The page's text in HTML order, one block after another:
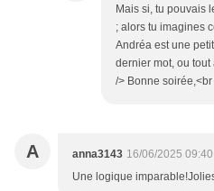
Mais si, tu pouvais
; alors tu imagines
Andréa est une
dernier mot, ou
/> Bonne
A anna3143 16/06/2025 09:40
Une logique